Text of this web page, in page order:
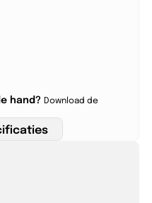
hand? Download de